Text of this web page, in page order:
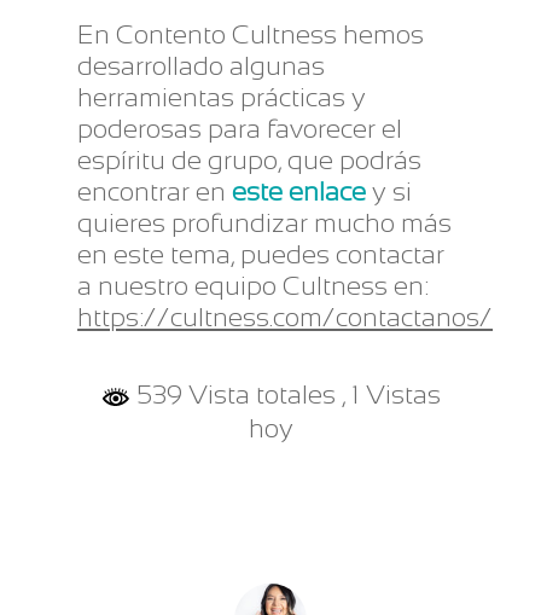
En Contento Cultness hemos
desarrollado algunas
herramientas prácticas y
poderosas para favorecer el
espíritu de grupo, que podrás
encontrar en este enlace y si
quieres profundizar mucho más
en este tema, puedes contactar
a nuestro equipo Cultness en:
https://cultness.com/contactanos/
539 Vista totales , 1 Vistas
hoy